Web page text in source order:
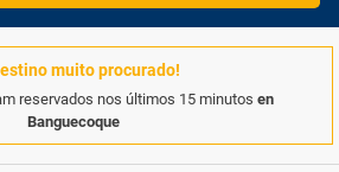
muito procurado!
reservados nos últimos 15 minutos en
Banguecoque